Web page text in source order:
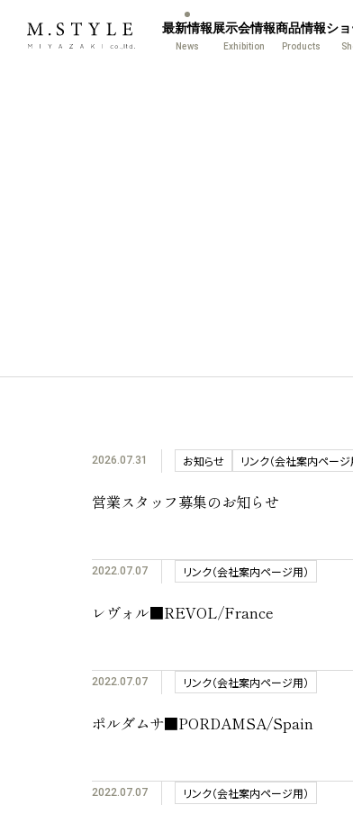
最新情報
News
展示会情報
Exhibition
商品情報
Products
シ
2026.07.31 お知らせ リンク（会社案内ページ
営業スタッフ募集のお知らせ
2022.07.07 リンク（会社案内ページ用）
レヴォル■REVOL/France
2022.07.07 リンク（会社案内ページ用）
ポルダムサ■PORDAMSA/Spain
2022.07.07 リンク（会社案内ページ用）